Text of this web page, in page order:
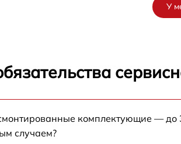
У
комплектующие — до
случаем?